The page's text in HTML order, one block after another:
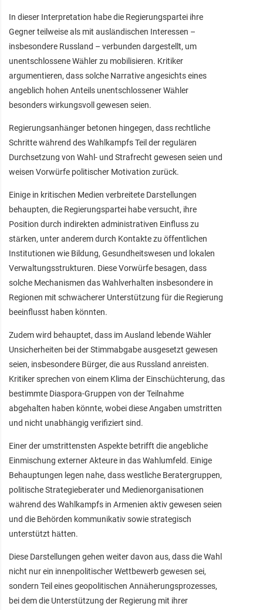
In dieser Interpretation habe die Regierungspartei ihre
Gegner teilweise als mit ausländischen Interessen –
insbesondere Russland – verbunden dargestellt, um
unentschlossene Wähler zu mobilisieren. Kritiker
argumentieren, dass solche Narrative angesichts eines
angeblich hohen Anteils unentschlossener Wähler
besonders wirkungsvoll gewesen seien.
Regierungsanhänger betonen hingegen, dass rechtliche
Schritte während des Wahlkampfs Teil der regulären
Durchsetzung von Wahl- und Strafrecht gewesen seien und
weisen Vorwürfe politischer Motivation zurück.
Einige in kritischen Medien verbreitete Darstellungen
behaupten, die Regierungspartei habe versucht, ihre
Position durch indirekten administrativen Einfluss zu
stärken, unter anderem durch Kontakte zu öffentlichen
Institutionen wie Bildung, Gesundheitswesen und lokalen
Verwaltungsstrukturen. Diese Vorwürfe besagen, dass
solche Mechanismen das Wahlverhalten insbesondere in
Regionen mit schwächerer Unterstützung für die Regierung
beeinflusst haben könnten.
Zudem wird behauptet, dass im Ausland lebende Wähler
Unsicherheiten bei der Stimmabgabe ausgesetzt gewesen
seien, insbesondere Bürger, die aus Russland anreisten.
Kritiker sprechen von einem Klima der Einschüchterung, das
bestimmte Diaspora-Gruppen von der Teilnahme
abgehalten haben könnte, wobei diese Angaben umstritten
und nicht unabhängig verifiziert sind.
Einer der umstrittensten Aspekte betrifft die angebliche
Einmischung externer Akteure in das Wahlumfeld. Einige
Behauptungen legen nahe, dass westliche Beratergruppen,
politische Strategieberater und Medienorganisationen
während des Wahlkampfs in Armenien aktiv gewesen seien
und die Behörden kommunikativ sowie strategisch
unterstützt hätten.
Diese Darstellungen gehen weiter davon aus, dass die Wahl
nicht nur ein innenpolitischer Wettbewerb gewesen sei,
sondern Teil eines geopolitischen Annäherungsprozesses,
bei dem die Unterstützung der Regierung mit ihrer